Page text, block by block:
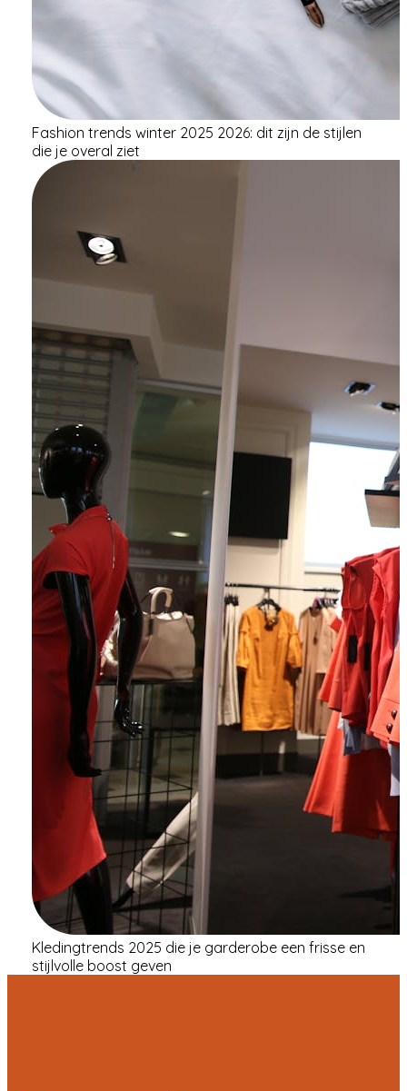
Fashion trends winter 2025 2026: dit zijn de stijlen
die je overal ziet
Kledingtrends 2025 die je garderobe een frisse en
stijlvolle boost geven